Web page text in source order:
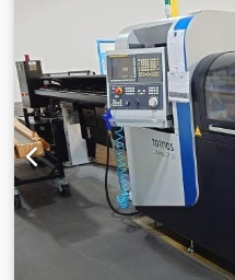
NB: Funcionamento não
por uma empresa
Transformador elétrico
fuso: 4 [kW] - Resolução
FUSO CONTRÁRIO -
Velocidade do fuso: 15.000
fuso: 4 [kW] - Resolução
SUPORTE DE BUCHAS 1 -
de posições motorizadas: 3
acionadas: 6.000 [rpm] -
acionadas: 1 [kW]
posições: 8 - Número de
Velocidade das ferramentas
Dedoyacu Nopfx Abhjck -
acionadas: 1 [kW]